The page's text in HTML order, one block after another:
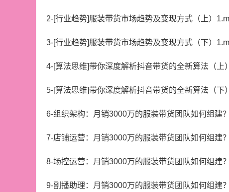
2-[行业趋势]服装带货市场趋势及变现方式（上）
3-[行业趋势]服装带货市场趋势及变现方式（下）
4-[算法思维]带你深度解析抖音带货的全新算法（上
5-[算法思维]带你深度解析抖音带货的全新算法（下
6-组织架构：月销3000万的服装带货团队如何组建
7-店铺运营：月销3000万的服装带货团队如何组建
8-场控运营：月销3000万的服装带货团队如何组建
9-副播助理：月销3000万的服装带货团队如何组建